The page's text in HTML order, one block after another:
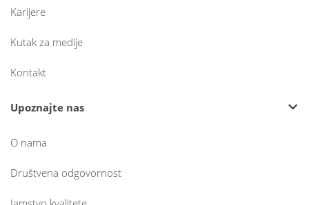
Karijere
Kutak za medije
Kontakt
Upoznajte nas
O nama
Društvena odgovornost